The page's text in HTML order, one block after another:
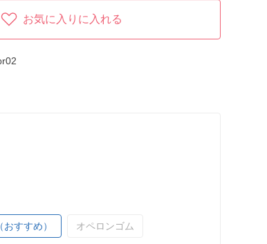
お気に入りに入れる
すすめ） オペロンゴム